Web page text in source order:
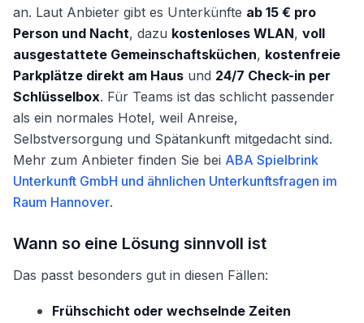
an. Laut Anbieter gibt es Unterkünfte ab 15 € pro
Person und Nacht, dazu kostenloses WLAN, voll
ausgestattete Gemeinschaftsküchen, kostenfreie
Parkplätze direkt am Haus und 24/7 Check-in per
Schlüsselbox. Für Teams ist das schlicht passender
als ein normales Hotel, weil Anreise,
Selbstversorgung und Spätankunft mitgedacht sind.
Mehr zum Anbieter finden Sie bei ABA Spielbrink
Unterkunft GmbH und ähnlichen Unterkunftsfragen im
Raum Hannover.
Wann so eine Lösung sinnvoll ist
Das passt besonders gut in diesen Fällen:
Frühschicht oder wechselnde Zeiten